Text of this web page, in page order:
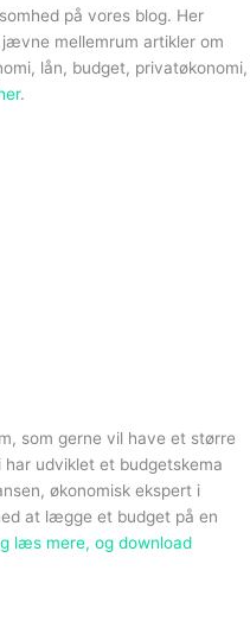
på vores blog. Her
mellemrum artikler om
lån, budget, privatøkonomi,
.
som gerne vil have et større
udviklet et budgetskema
økonomisk ekspert i
at lægge et budget på en
læs mere, og download